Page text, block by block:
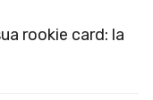
rookie card: la